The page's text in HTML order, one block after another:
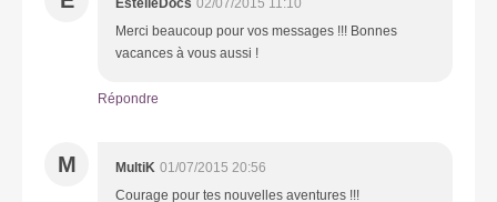
Merci beaucoup pour vos messages !!! Bonnes
vacances à vous aussi !
Répondre
M MultiK 01/07/2015 20:56
Courage pour tes nouvelles aventures !!!